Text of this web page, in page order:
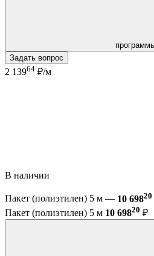
Задать вопрос
2 13964 ₽/м
В наличии
Пакет (полиэтилен) 5 м — 10 69820
Пакет (полиэтилен) 5 м 10 69820 ₽